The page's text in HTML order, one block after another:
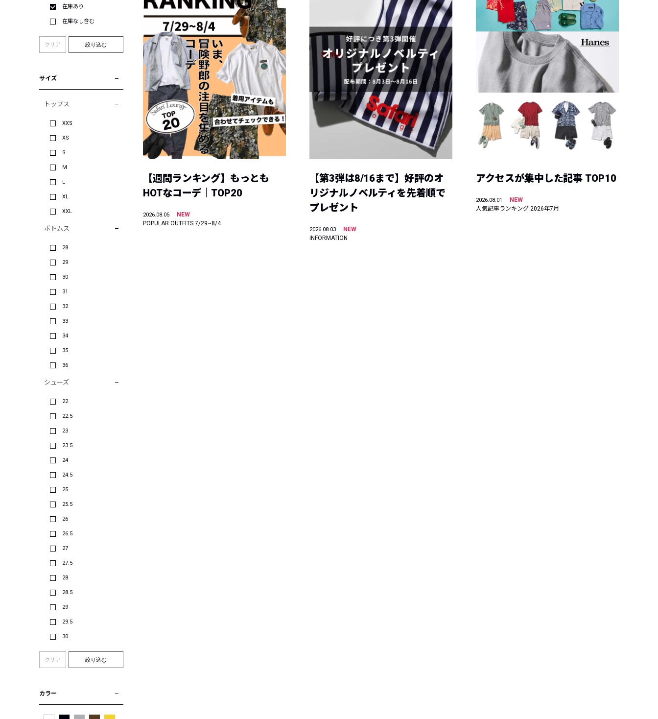
在庫あり
在庫なし含む
クリア 絞り込む
サイズ
トップス
XXS
XS
S
M
L
XL
XXL
ボトムス
28
29
30
31
32
33
34
35
36
シューズ
22
22.5
23
23.5
24
24.5
25
25.5
26
26.5
27
27.5
28
28.5
29
29.5
30
クリア 絞り込む
カラー
【週間ランキング】もっとも
HOTなコーデ｜TOP20
2026.08.05
NEW
POPULAR OUTFITS 7/29~8/4
【第3弾は8/16まで】好評のオ
リジナルノベルティを先着順で
プレゼント
2026.08.03
NEW
INFORMATION
アクセスが集中した記事 TOP10
2026.08.01
NEW
人気記事ランキング 2026年7月